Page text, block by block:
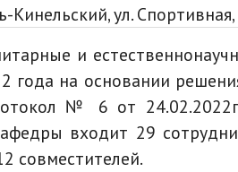
Кинельский, ул.
и
года на основании
№ 6 от
входит 29
совместителей.